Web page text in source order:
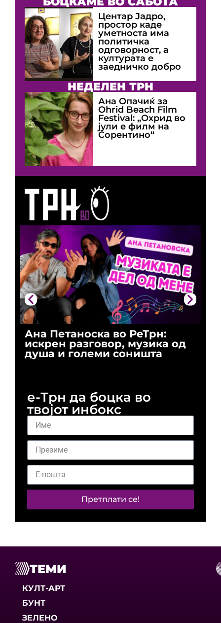
Ана Петаноска во РеТрн:
искрен разговор, музика од
душа и големи соништа
Центар Јадро,
простор каде
уметноста има
политичка
одговорност, а
културата е
заедничко добро
НЕДЕЛЕН ТРН
Ана Опачиќ за
Оhrid Beach Film
Festival: „Охрид во
јули е филм на
Сорентино“
е-Трн да боцка во
твојот инбокс
Претплати се!
ТЕМИ
КУЛТ-АРТ
БУНТ
ЗЕЛЕНО